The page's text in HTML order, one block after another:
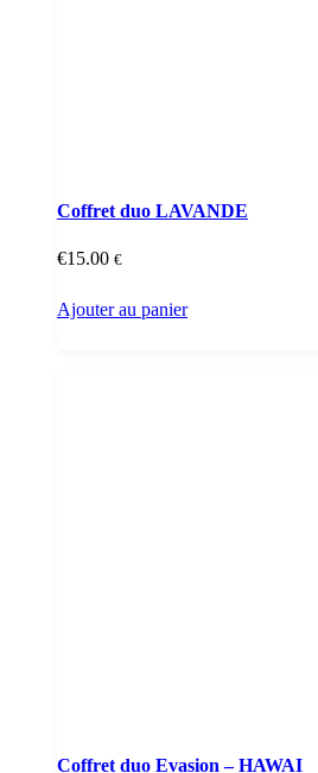
Coffret duo LAVANDE
€15.00 €
Ajouter au panier
Coffret duo Evasion – HAWAI